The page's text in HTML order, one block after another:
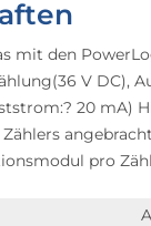
mit den
V DC),
20 mA)
pro